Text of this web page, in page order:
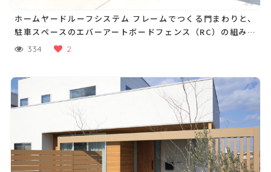
ホームヤードルーフシステム フレームでつくる門まわりと、
駐車スペースのエバーアートボードフェンス（RC）の組み合
わせがスタイリッシュ
334 2